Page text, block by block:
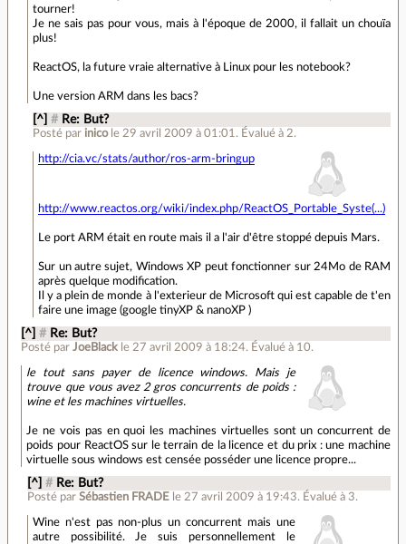
tourner!
Je ne sais pas pour vous, mais à l'époque de 2000, il fallait un chouïa
plus!
ReactOS, la future vraie alternative à Linux pour les notebook?
Une version ARM dans les bacs?
[^] # Re: But?
Posté par inico le 29 avril 2009 à 01:01. Évalué à2.
http://cia.vc/stats/author/ros-arm-bringup
http://www.reactos.org/wiki/index.php/ReactOS_Portable_Syste(...)
Le port ARM était en route mais il a l'air d'être stoppé depuis Mars.
Sur un autre sujet, Windows XP peut fonctionner sur 24Mo de RAM
après quelque modification.
Il y a plein de monde à l'exterieur de Microsoft qui est capable de t'en
faire une image (google tinyXP & nanoXP )
[^] # Re: But?
Posté parJoeBlack le 27 avril 2009 à 18:24. Évalué à 10.
le tout sans payer de licence windows. Mais je
trouve que vous avez 2 gros concurrents de poids :
wine et les machines virtuelles.
Je ne vois pas en quoi les machines virtuelles sont un concurrent de
poids pour ReactOS sur le terrain de la licence et du prix : une machine
virtuelle sous windows est censée posséder une licence propre...
[^] # Re: But?
Posté par Sébastien FRADE le 27 avril 2009 à 19:43. Évalué à 3.
Wine n'est pas non-plus un concurrent mais une
autre possibilité. Je suis personnellement le